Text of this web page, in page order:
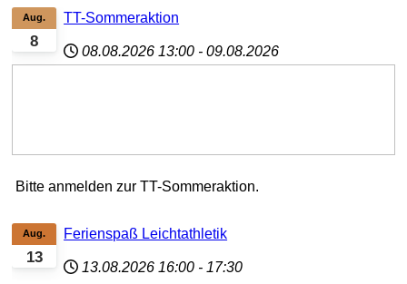
8
Aug. TT-Sommeraktion
08.08.2026 13:00 - 09.08.2026
Bitte anmelden zur TT-Sommeraktion.
13
Aug. Ferienspaß Leichtathletik
13.08.2026 16:00 - 17:30